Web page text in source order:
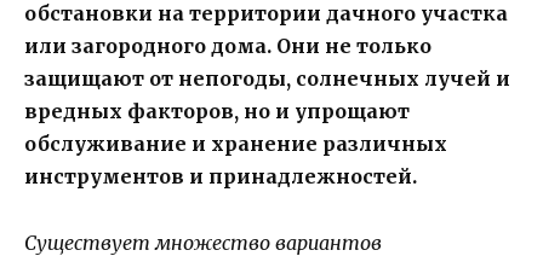
обстановки на территории дачного участка
или загородного дома. Они не только
защищают от непогоды, солнечных лучей и
вредных факторов, но и упрощают
обслуживание и хранение различных
инструментов и принадлежностей.
Существует множество вариантов